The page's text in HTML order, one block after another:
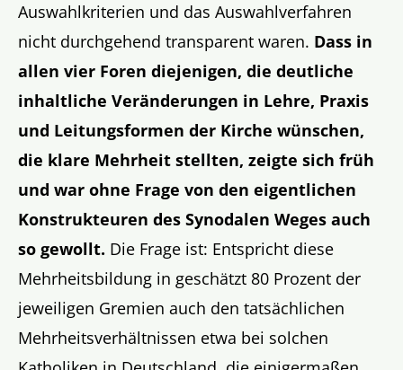
Auswahlkriterien und das Auswahlverfahren
nicht durchgehend transparent waren. Dass in
allen vier Foren diejenigen, die deutliche
inhaltliche Veränderungen in Lehre, Praxis
und Leitungsformen der Kirche wünschen,
die klare Mehrheit stellten, zeigte sich früh
und war ohne Frage von den eigentlichen
Konstrukteuren des Synodalen Weges auch
so gewollt. Die Frage ist: Entspricht diese
Mehrheitsbildung in geschätzt 80 Prozent der
jeweiligen Gremien auch den tatsächlichen
Mehrheitsverhältnissen etwa bei solchen